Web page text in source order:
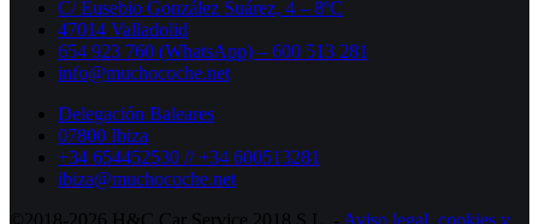
C/ Eusebio González Suárez, 4 – 8ºC
47014 Valladolid
654 923 760 (WhatsApp) – 600 513 281
info@muchocoche.net
Delegación Baleares
07800 Ibiza
+34 654452530 // +34 600513281
ibiza@muchocoche.net